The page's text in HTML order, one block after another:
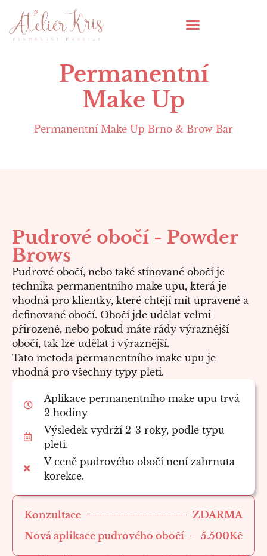
Permanentní
Make Up
Permanentní Make Up Brno & Brow Bar
Pudrové obočí - Powder
Brows
Pudrové obočí, nebo také stínované obočí je
technika permanentního make upu, která je
vhodná pro klientky, které chtějí mít upravené a
definované obočí. Obočí jde udělat velmi
přirozeně, nebo pokud máte rády výraznější
obočí, tak lze udělat i výraznější.
Tato metoda permanentního make upu je
vhodná pro všechny typy pleti.
Aplikace permanentního make upu trvá
2 hodiny
Výsledek vydrží 2-3 roky, podle typu
pleti.
V ceně pudrového obočí není zahrnuta
korekce.
Konzultace
ZDARMA
Nová aplikace pudrového obočí
5.500Kč